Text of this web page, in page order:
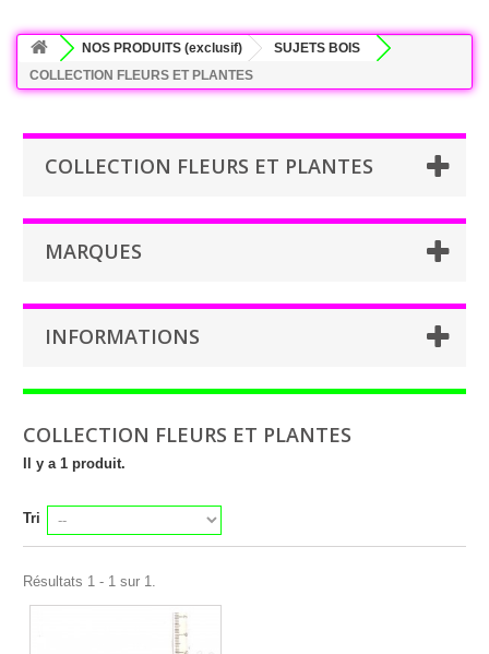
NOS PRODUITS (exclusif)
SUJETS BOIS
COLLECTION FLEURS ET PLANTES
COLLECTION FLEURS ET PLANTES
MARQUES
INFORMATIONS
COLLECTION FLEURS ET PLANTES
Il y a 1 produit.
Tri
Résultats 1 - 1 sur 1.